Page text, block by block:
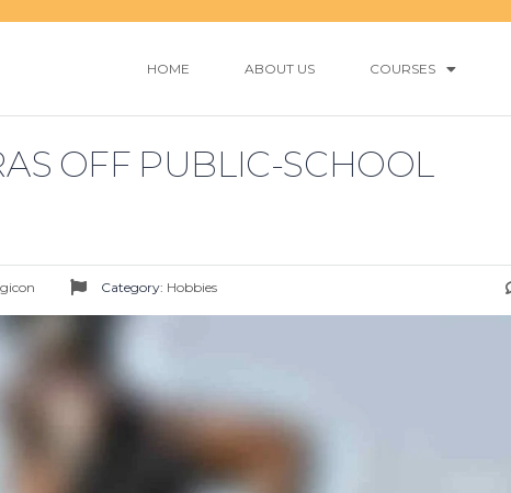
HOME ABOUT US COURSES
OFF PUBLIC-SCHOOL
Category: Hobbies